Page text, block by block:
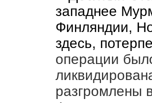
западнее
Финляндии,
здесь,
операции
разгромлены